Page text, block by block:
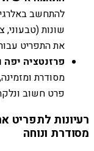
להתחשב
שונות (טבעוני,
את התפריט
פרזנטציה יפה
מסודרת
פרט חשוב
רעיונות לתפריט
מסודרת ונוחה